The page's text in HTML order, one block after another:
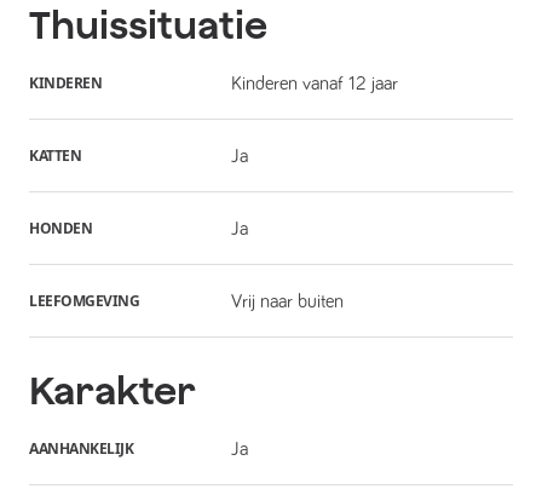
Thuissituatie
KINDEREN Kinderen vanaf 12 jaar
KATTEN Ja
HONDEN Ja
LEEFOMGEVING Vrij naar buiten
Karakter
AANHANKELIJK Ja